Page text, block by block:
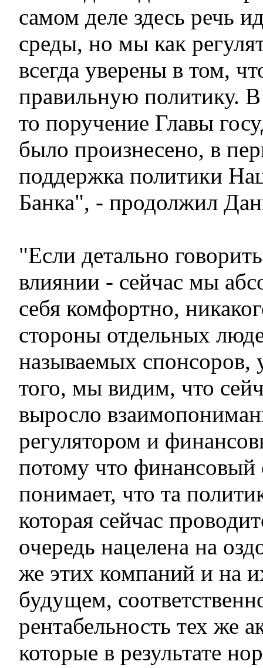
самом деле здесь речь
среды, но мы как
всегда уверены в том,
правильную политику.
то поручение Главы
было произнесено, в
поддержка политики
Банка", - продолжил
"Если детально
влиянии - сейчас мы
себя комфортно,
стороны отдельных
называемых спонсоров,
того, мы видим, что
выросло
регулятором и
потому что финансовый
понимает, что та
которая сейчас
очередь нацелена на
же этих компаний и на
будущем,
рентабельность тех же
которые в результате